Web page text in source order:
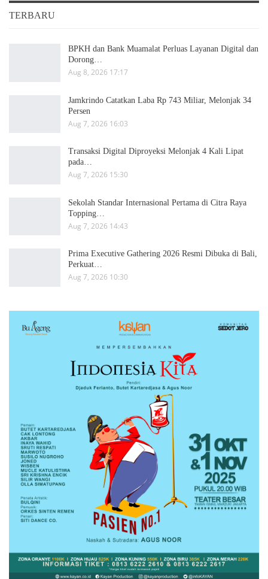
TERBARU
BPKH dan Bank Muamalat Perluas Layanan Digital dan
Dorong…
Aug 8, 2026 17:17
Jamkrindo Catatkan Laba Rp 743 Miliar, Melonjak 34
Persen
Aug 7, 2026 16:03
Transaksi Digital Diproyeksi Melonjak 4 Kali Lipat
pada…
Aug 7, 2026 15:30
Sekolah Standar Internasional Pertama di Citra Raya
Topping…
Aug 7, 2026 14:43
Prima Executive Gathering 2026 Resmi Dibuka di Bali,
Perkuat…
Aug 7, 2026 10:30